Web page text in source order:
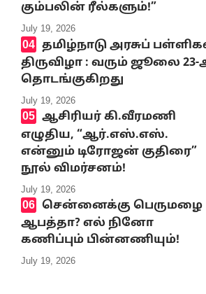
கும்பலின் ரீல்களும்!”
July 19, 2026
தமிழ்நாடு அரசுப்
திருவிழா : வரும் ஜூலை
தொடங்குகிறது
July 19, 2026
ஆசிரியர் கி.வீரமணி
எழுதிய, “ஆர்.எஸ்.எஸ்.
என்னும் டிரோஜன் குதிரை”
நூல் விமர்சனம்!
July 19, 2026
சென்னைக்கு பெருமழை
ஆபத்தா? எல் நினோ
கணிப்பும் பின்னணியும்!
July 19, 2026